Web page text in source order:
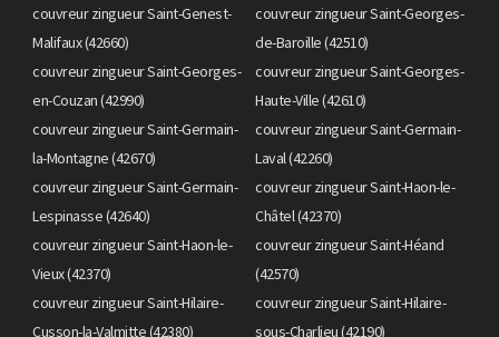
couvreur zingueur Saint-Genest-
Malifaux (42660)
couvreur zingueur Saint-Georges-
de-Baroille (42510)
couvreur zingueur Saint-Georges-
en-Couzan (42990)
couvreur zingueur Saint-Georges-
Haute-Ville (42610)
couvreur zingueur Saint-Germain-
la-Montagne (42670)
couvreur zingueur Saint-Germain-
Laval (42260)
couvreur zingueur Saint-Germain-
Lespinasse (42640)
couvreur zingueur Saint-Haon-le-
Châtel (42370)
couvreur zingueur Saint-Haon-le-
Vieux (42370)
couvreur zingueur Saint-Héand
(42570)
couvreur zingueur Saint-Hilaire-
Cusson-la-Valmitte (42380)
couvreur zingueur Saint-Hilaire-
sous-Charlieu (42190)